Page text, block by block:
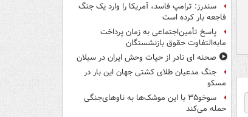
سندرز: ترامپ فاسد، آمریکا را وارد یک جنگ
فاجعه بار کرده است
پاسخ تأمین‌اجتماعی به زمان پرداخت
مابه‌التفاوت حقوق بازنشستگان
صحنه ای نادر از حیات وحش ایران در سبلان
جنگ مدعیان طلای کشتی جهان این بار در
مسکو
سوخو۳۵ با این موشک‌ها به ناوهای‌جنگی
حمله می‌کند